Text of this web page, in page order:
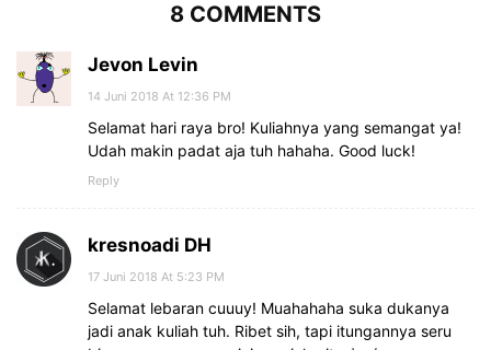
8 COMMENTS
Jevon Levin
14 Juni 2018 At 12:36 PM
Selamat hari raya bro! Kuliahnya yang semangat ya!
Udah makin padat aja tuh hahaha. Good luck!
Reply
kresnoadi DH
17 Juni 2018 At 5:23 PM
Selamat lebaran cuuuy! Muahahaha suka dukanya
jadi anak kuliah tuh. Ribet sih, tapi itungannya seru